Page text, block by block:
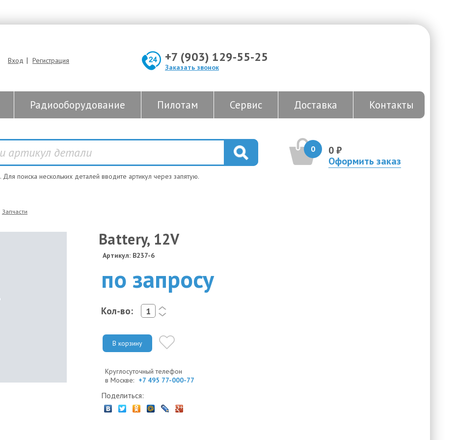
Вход | Регистрация +7 (903) 129-55-25
Заказать звонок
Радиооборудование Пилотам Сервис Доставка Контакты
0
0 ₽
Оформить заказ
. Для поиска нескольких деталей вводите артикул через запятую.
Запчасти
Battery, 12V
Артикул: B237-6
по запросу
Кол-во:
<
>
В корзину
Круглосуточный телефон
в Москве: +7 495 77-000-77
Поделиться: